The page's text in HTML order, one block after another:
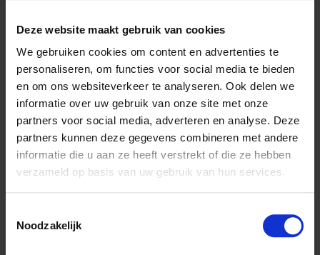
Deze website maakt gebruik van cookies
We gebruiken cookies om content en advertenties te
personaliseren, om functies voor social media te bieden
en om ons websiteverkeer te analyseren. Ook delen we
informatie over uw gebruik van onze site met onze
partners voor social media, adverteren en analyse. Deze
partners kunnen deze gegevens combineren met andere
informatie die u aan ze heeft verstrekt of die ze hebben
verzameld op basis van uw gebruik van hun services.
Noodzakelijk
gallery
Article description
Avian Beepollenis a natural product, collected by bees.
Beepollen is a good addition to the daily menu of your birds
Beepollen is increasingly used as a natural vitamin mixture.